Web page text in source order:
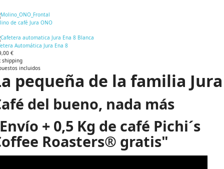
de café Jura ONO
Automática Jura Ena 8
€
shipping
incluidos
pequeña de la familia Jura
del bueno, nada más
+ 0,5 Kg de café Pichi´s
Roasters® gratis"